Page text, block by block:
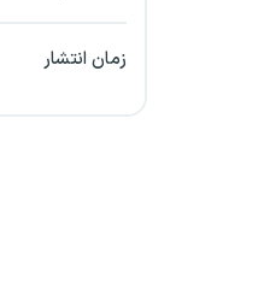
خراسان جنوبیزمان انتشار